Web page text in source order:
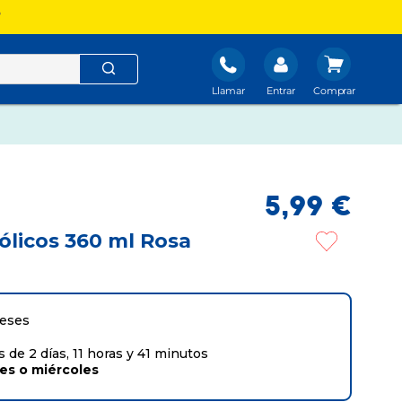
Llamar Entrar
5,99 €
360 ml Rosa
de 2 días, 11 horas y 41 minutos
o miércoles